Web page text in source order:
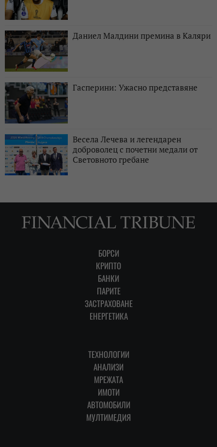
Даниел Малдини премина в Каляри
Гасперини: Ужасно представяне
Весела Лечева и легендарен
доброволец с почетни медали от
Световното гребане
БОРСИ
КРИПТО
БАНКИ
ПАРИТЕ
ЗАСТРАХОВАНЕ
ЕНЕРГЕТИКА
ТЕХНОЛОГИИ
АНАЛИЗИ
МРЕЖАТА
ИМОТИ
АВТОМОБИЛИ
МУЛТИМЕДИЯ